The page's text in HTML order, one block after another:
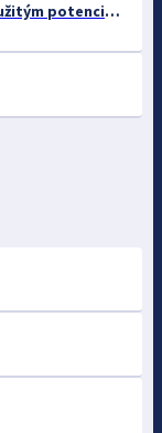
Husí maso: tradiční produkt s nevyužitým potenciálem